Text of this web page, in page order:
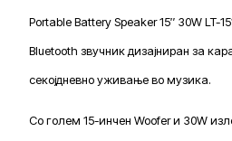
Portable Battery Speaker 15″ 30W LT-
Bluetooth звучник дизајниран за
секојдневно уживање во музика.
Со голем 15-инчен Woofer и 30W